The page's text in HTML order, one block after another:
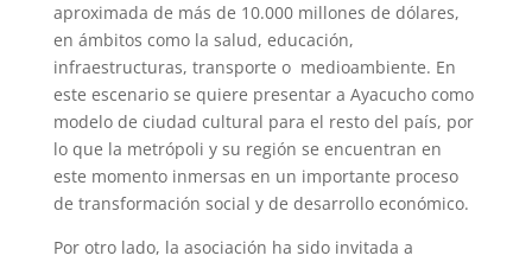
aproximada de más de 10.000 millones de dólares,
en ámbitos como la salud, educación,
infraestructuras, transporte o medioambiente. En
este escenario se quiere presentar a Ayacucho como
modelo de ciudad cultural para el resto del país, por
lo que la metrópoli y su región se encuentran en
este momento inmersas en un importante proceso
de transformación social y de desarrollo económico.
Por otro lado, la asociación ha sido invitada a